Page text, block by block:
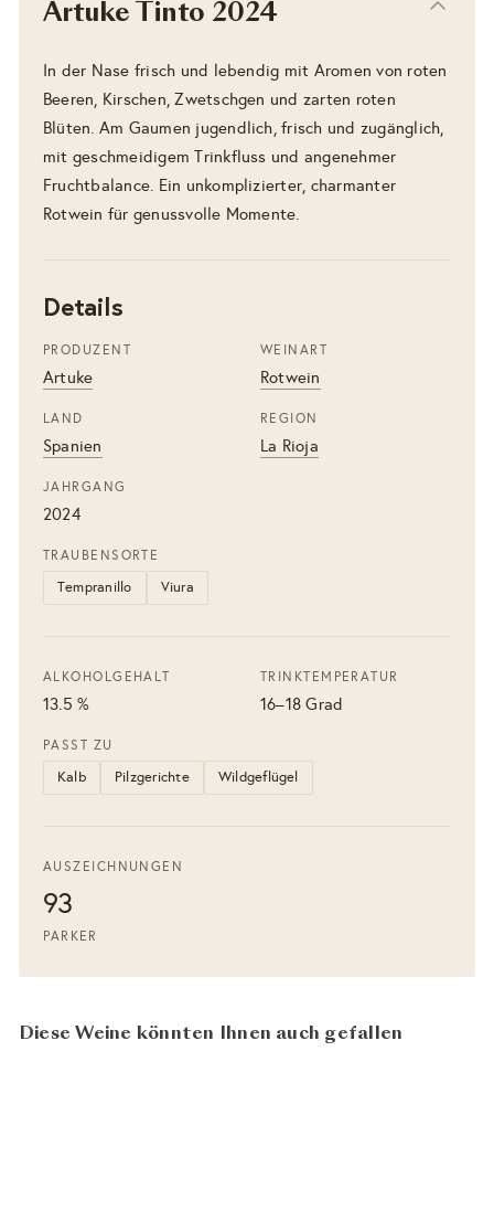
Artuke Tinto 2024
In der Nase frisch und lebendig mit Aromen von roten
Beeren, Kirschen, Zwetschgen und zarten roten
Blüten. Am Gaumen jugendlich, frisch und zugänglich,
mit geschmeidigem Trinkfluss und angenehmer
Fruchtbalance. Ein unkomplizierter, charmanter
Rotwein für genussvolle Momente.
Details
PRODUZENT
Artuke
WEINART
Rotwein
LAND
Spanien
REGION
La Rioja
JAHRGANG
2024
TRAUBENSORTE
Tempranillo Viura
ALKOHOLGEHALT
13.5 %
TRINKTEMPERATUR
16–18 Grad
PASST ZU
Kalb Pilzgerichte Wildgeflügel
AUSZEICHNUNGEN
93
PARKER
Diese Weine könnten Ihnen auch gefallen